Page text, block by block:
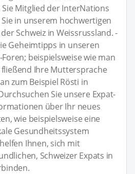
Mitglied der InterNations
in unserem hochwertigen
Schweiz in Weissrussland. -
Geheimtipps in unseren
beispielsweise wie man
Ihre Muttersprache
zum Beispiel Rösti in
Sie unsere Expat-
über Ihr neues
wie beispielsweise eine
Gesundheitssystem
Ihnen, sich mit
Schweizer Expats in